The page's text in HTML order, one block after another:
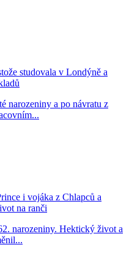
studovala v Londýně a
narozeniny a po návratu z
i vojáka z Chlapců a
na ranči
narozeniny. Hektický život a